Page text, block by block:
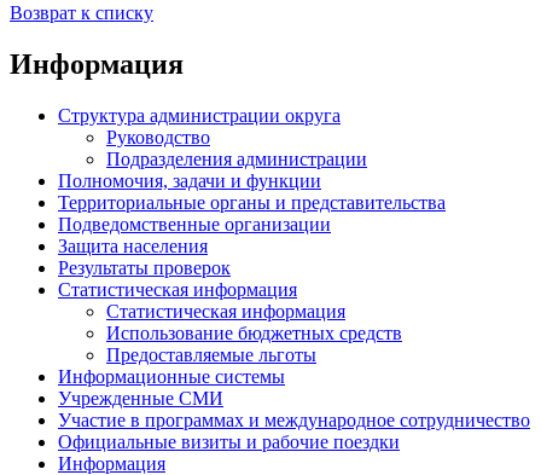
Возврат к списку
Информация
Структура администрации округа
Руководство
Подразделения администрации
Полномочия, задачи и функции
Территориальные органы и представительства
Подведомственные организации
Защита населения
Результаты проверок
Статистическая информация
Статистическая информация
Использование бюджетных средств
Предоставляемые льготы
Информационные системы
Учрежденные СМИ
Участие в программах и международное сотрудничество
Официальные визиты и рабочие поездки
Информация